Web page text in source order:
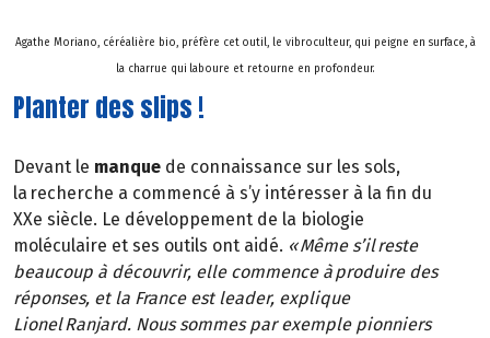
Agathe Moriano, céréalière bio, préfère cet outil, le vibroculteur, qui peigne en surface, à
la charrue qui laboure et retourne en profondeur.
Planter des slips !
Devant le manque de connaissance sur les sols,
la recherche a commencé à s’y intéresser à la fin du
XXe siècle. Le développement de la biologie
moléculaire et ses outils ont aidé. « Même s’il reste
beaucoup à découvrir, elle commence à produire des
réponses, et la France est leader, explique
Lionel Ranjard. Nous sommes par exemple pionniers